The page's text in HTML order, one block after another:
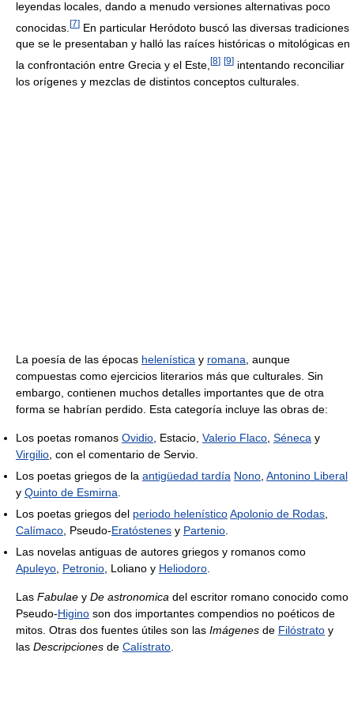
leyendas locales, dando a menudo versiones alternativas poco
conocidas. [7] En particular Heródoto buscó las diversas tradiciones
que se le presentaban y halló las raíces históricas o mitológicas en
la confrontación entre Grecia y el Este, [8] [9] intentando reconciliar
los orígenes y mezclas de distintos conceptos culturales.
La poesía de las épocas helenística y romana , aunque
compuestas como ejercicios literarios más que culturales. Sin
embargo, contienen muchos detalles importantes que de otra
forma se habrían perdido. Esta categoría incluye las obras de:
Los poetas romanos Ovidio , Estacio, Valerio Flaco Séneca y
Virgilio , con el comentario de Servio.
Los poetas griegos de la antigüedad tardía Nono Antonino Liberal
y Quinto de Esmirna
Los poetas griegos del periodo helenísticoApolonio de Rodas
Calímaco , Pseudo-Eratóstenes y Partenio
Las novelas antiguas de autores griegos y romanos como
Apuleyo Petronio , Loliano y Heliodoro
Las Fabulae y De astronomica del escritor romano conocido como
Pseudo-Higino son dos importantes compendios no poéticos de
mitos. Otras dos fuentes útiles son las Imágenes de Filóstrato y
las Descripciones de Calístrato